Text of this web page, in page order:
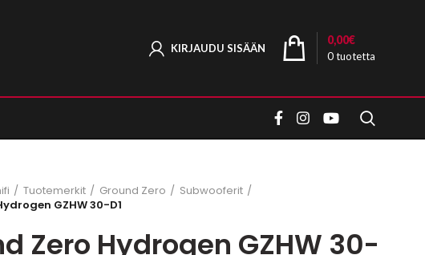
KIRJAUDU SISÄÄN
0tuotetta
0,00€
Tuotemerkit Ground Zero
Subwooferit
GZHW 30-D1
Zero Hydrogen GZHW 30-